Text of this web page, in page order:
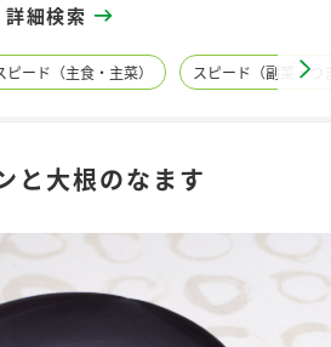
詳細検索
ピード（主食・主菜） スピード（副菜・つ
と大根のなます